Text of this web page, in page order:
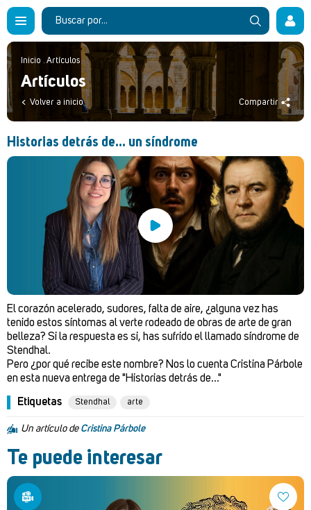
Inicio . Artículos
Artículos
Volver a inicio Compartir
Historias detrás de... un síndrome
El corazón acelerado, sudores, falta de aire, ¿alguna vez has
tenido estos síntomas al verte rodeado de obras de arte de gran
belleza? Si la respuesta es si, has sufrido el llamado síndrome de
Stendhal.
Pero ¿por qué recibe este nombre? Nos lo cuenta Cristina Párbole
en esta nueva entrega de "Historias detrás de..."
Etiquetas Stendhal arte
Un artículo de Cristina Párbole
Te puede interesar